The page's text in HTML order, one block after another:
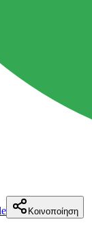
Κοινοποίηση